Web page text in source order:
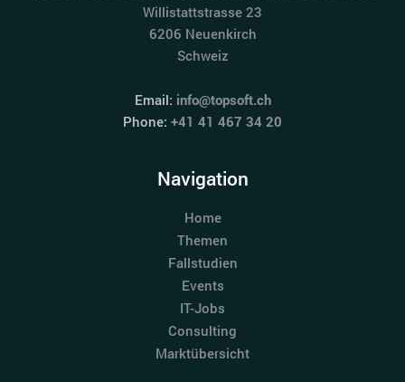
Willistattstrasse 23
6206 Neuenkirch
Schweiz
Email: info@topsoft.ch
Phone: +41 41 467 34 20
Navigation
Home
Themen
Fallstudien
Events
IT-Jobs
Consulting
Marktübersicht